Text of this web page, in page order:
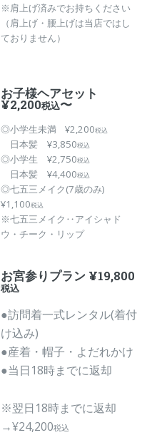
※肩上げ済みでお持ちください
（肩上げ・腰上げは当店ではし
ておりません）
お子様ヘアセット
¥2,200税込〜
◎小学生未満 ¥2,200税込
日本髪 ¥3,850税込
◎小学生 ¥2,750税込
日本髪 ¥4,400税込
◎七五三メイク(7歳のみ)
¥1,100税込
※七五三メイク‥アイシャド
ウ・チーク・リップ
お宮参りプラン ¥19,800
税込
●訪問着一式レンタル(着付
け込み)
●産着・帽子・よだれかけ
●当日18時までに返却
※翌日18時までに返却
→¥24,200税込